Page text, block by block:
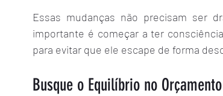
Essas mudanças não precisam ser
importante é começar a ter
para evitar que ele escape de forma
Busque o Equilíbrio no Orçamento